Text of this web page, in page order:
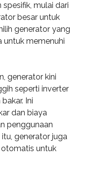
mulai dari
besar untuk
generator yang
untuk memenuhi
generator kini
seperti inverter
Ini
dan biaya
penggunaan
generator juga
untuk